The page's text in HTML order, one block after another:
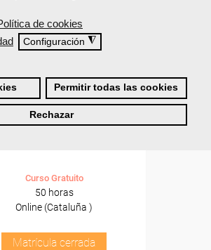
de cookies
Configuración ◮
Permitir todas las cookies
Rechazar
Cursos Femxa
de las redes sociales
Curso Gratuito
50 horas
Online (Cataluña )
Matrícula cerrada